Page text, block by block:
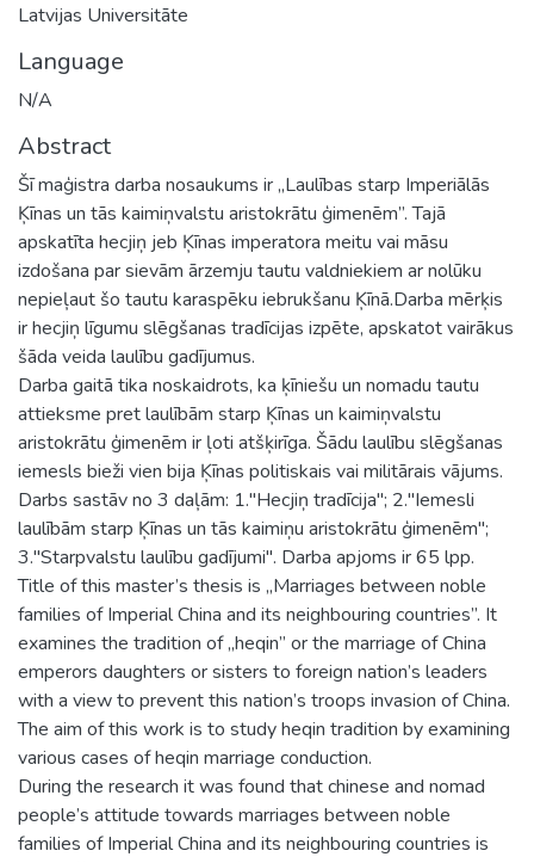
Latvijas Universitāte
Language
N/A
Abstract
Šī maģistra darba nosaukums ir „Laulības starp Imperiālās
Ķīnas un tās kaimiņvalstu aristokrātu ģimenēm”. Tajā
apskatīta hecjiņ jeb Ķīnas imperatora meitu vai māsu
izdošana par sievām ārzemju tautu valdniekiem ar nolūku
nepieļaut šo tautu karaspēku iebrukšanu Ķīnā.Darba mērķis
ir hecjiņ līgumu slēgšanas tradīcijas izpēte, apskatot vairākus
šāda veida laulību gadījumus.
Darba gaitā tika noskaidrots, ka ķīniešu un nomadu tautu
attieksme pret laulībām starp Ķīnas un kaimiņvalstu
aristokrātu ģimenēm ir ļoti atšķirīga. Šādu laulību slēgšanas
iemesls bieži vien bija Ķīnas politiskais vai militārais vājums.
Darbs sastāv no 3 daļām: 1."Hecjiņ tradīcija"; 2."Iemesli
laulībām starp Ķīnas un tās kaimiņu aristokrātu ģimenēm";
3."Starpvalstu laulību gadījumi". Darba apjoms ir 65 lpp.
Title of this master’s thesis is „Marriages between noble
families of Imperial China and its neighbouring countries”. It
examines the tradition of „heqin” or the marriage of China
emperors daughters or sisters to foreign nation’s leaders
with a view to prevent this nation’s troops invasion of China.
The aim of this work is to study heqin tradition by examining
various cases of heqin marriage conduction.
During the research it was found that chinese and nomad
people’s attitude towards marriages between noble
families of Imperial China and its neighbouring countries is